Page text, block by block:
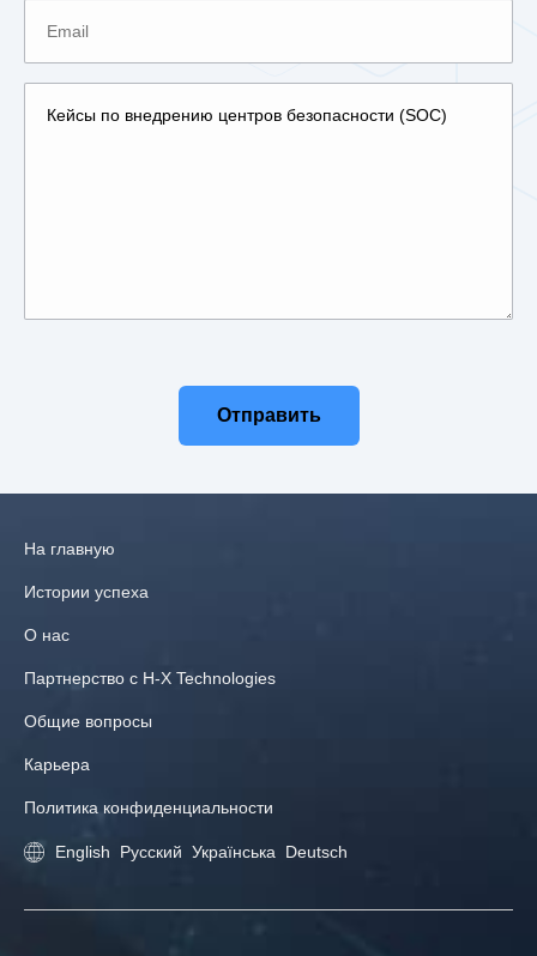
сайтов
количество инцидентов с сайтами снизилось до
прекратились полностью. Репутация IT-университета как
улучшена.
Отправить
На главную
Истории успеха
О нас
Партнерство с H‑X Technologies
Общие вопросы
Карьера
Политика конфиденциальности
English Русский Українська Deutsch